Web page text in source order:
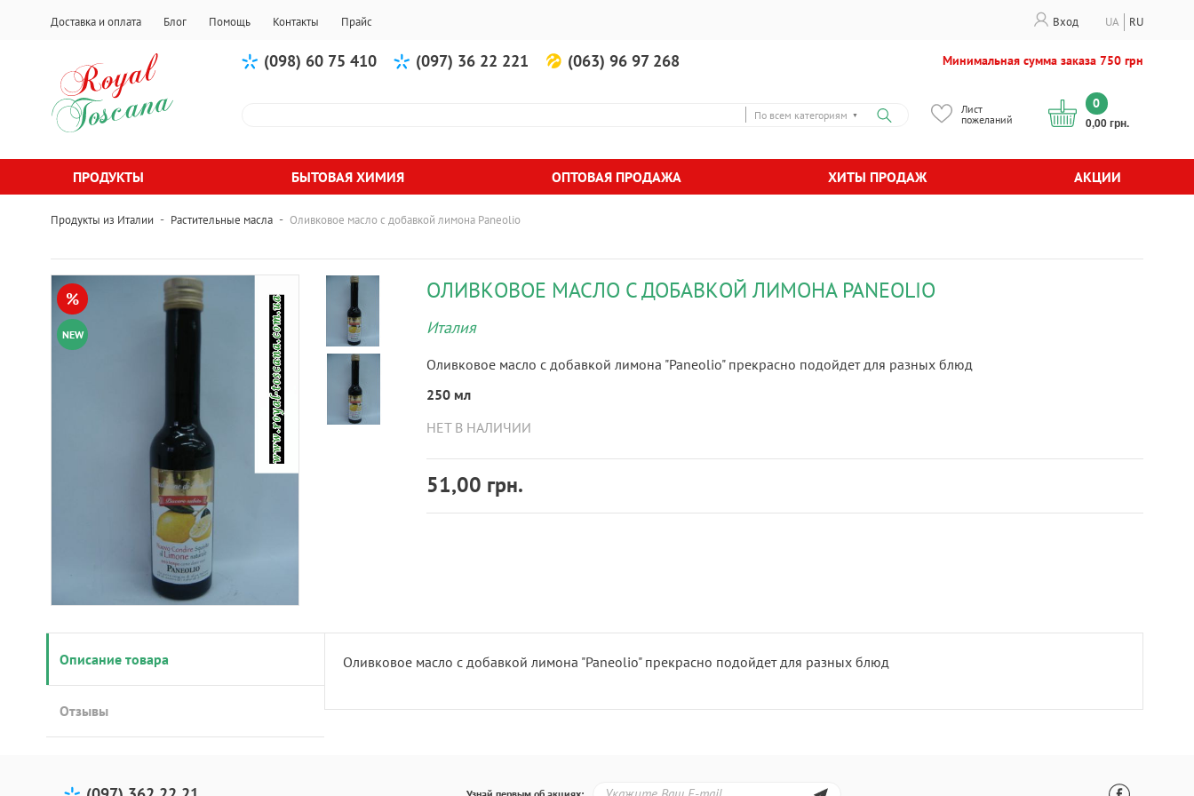
Доставка и оплата Блог Помощь Контакты Прайс Вход RU
UA
(098) 60 75 410 (097) 36 22 221 (063) 96 97 268 Минимальная сумма заказа 750 грн
По всем категориям ▼
Лист
пожеланий
0
0,00 грн.
ПРОДУКТЫ БЫТОВАЯ ХИМИЯ ОПТОВАЯ ПРОДАЖА ХИТЫ ПРОДАЖ АКЦИИ
Продукты из Италии - Растительные масла - Оливковое масло с добавкой лимона Paneolio
NEW
% ОЛИВКОВОЕ МАСЛО С ДОБАВКОЙ ЛИМОНА PANEOLIO
Италия
Оливковое масло с добавкой лимона "Paneolio" прекрасно подойдет для разных блюд
250 мл
НЕТ В НАЛИЧИИ
51,00 грн.
Описание товара
Отзывы
Оливковое масло с добавкой лимона "Paneolio" прекрасно подойдет для разных блюд